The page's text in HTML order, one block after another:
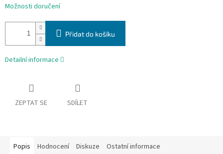
Možnosti doručení
Přidat do košíku
Detailní informace
ZEPTAT SE SDÍLET
Popis Hodnocení Diskuze Ostatní informace